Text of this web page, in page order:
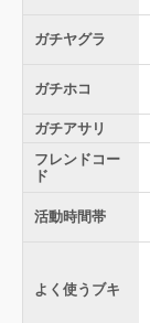
ガチヤグラ
ガチホコ
ガチアサリ
フレンドコー
ド
活動時間帯
よく使うブキ